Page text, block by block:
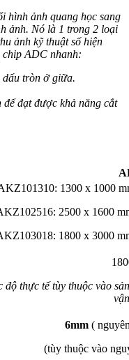
hình ảnh quang học sang
ảnh. Nó là 1 trong 2 loại
ảnh kỹ thuật số hiện
chip ADC nhanh:
dấu tròn ở giữa.
đạt được khả năng cắt
1300 x 1000
2500 x 1600
1800 x 3000
độ thực tế tùy thuộc vào
6mm (
(tùy thuộc vào